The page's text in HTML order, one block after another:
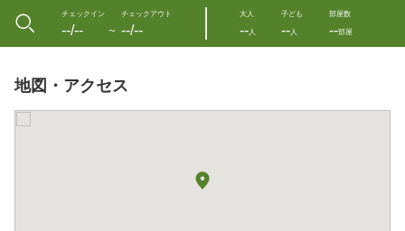
チェックイン
--/-- 〜
チェックアウト
--/--
大人
--人
子ども
--人
部屋数
--部屋
地図・アクセス